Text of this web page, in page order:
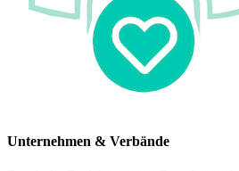
Unternehmen & Verbände